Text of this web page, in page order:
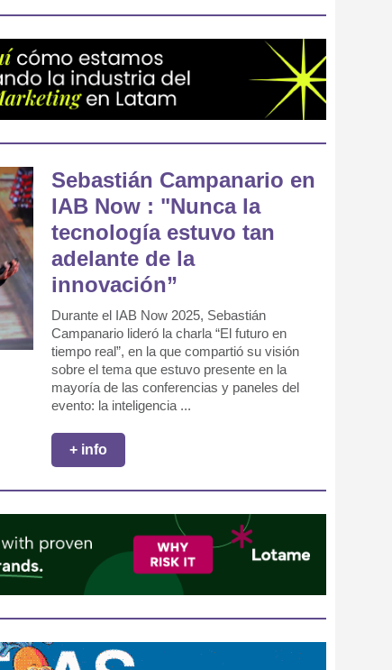
Sebastián Campanario en
IAB Now : "Nunca la
tecnología estuvo tan
adelante de la
innovación”
Durante el IAB Now 2025, Sebastián
Campanario lideró la charla “El futuro en
tiempo real”, en la que compartió su visión
sobre el tema que estuvo presente en la
mayoría de las conferencias y paneles del
evento: la inteligencia ...
+ info